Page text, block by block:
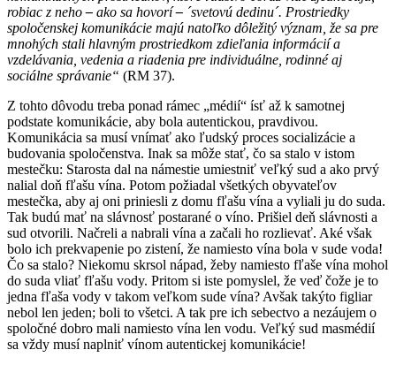
robiac z neho– ako sa hovorí– ´svetovú dedinu´. Prostriedky
spoločenskej komunikácie majú natoľko dôležitý význam, že sa pre
mnohých stali hlavným prostriedkom zdieľania informácií a
vzdelávania, vedenia a riadenia pre individuálne, rodinné aj
sociálne správanie“ (RM 37).
Z tohto dôvodu treba ponad rámec „médií“ ísť až k samotnej
podstate komunikácie, aby bola autentickou, pravdivou.
Komunikácia sa musí vnímať ako ľudský proces socializácie a
budovania spoločenstva. Inak sa môže stať, čo sa stalo v istom
mestečku: Starosta dal na námestie umiestniť veľký sud a ako prvý
nalial doň fľašu vína. Potom požiadal všetkých obyvateľov
mestečka, aby aj oni priniesli z domu fľašu vína a vyliali ju do suda.
Tak budú mať na slávnosť postarané o víno. Prišiel deň slávnosti a
sud otvorili. Načreli a nabrali vína a začali ho rozlievať. Aké však
bolo ich prekvapenie po zistení, že namiesto vína bola v sude voda!
Čo sa stalo? Niekomu skrsol nápad, žeby namiesto fľaše vína mohol
do suda vliať fľašu vody. Pritom si iste pomyslel, že veď čože je to
jedna fľaša vody v takom veľkom sude vína? Avšak takýto figliar
nebol len jeden; boli to všetci. A tak pre ich sebectvo a nezáujem o
spoločné dobro mali namiesto vína len vodu. Veľký sud masmédií
sa vždy musí naplniť vínom autentickej komunikácie!